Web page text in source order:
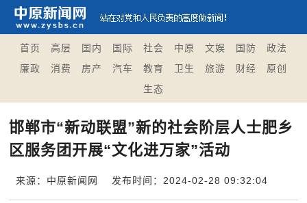
首页 高层 国内 国际 社会 中原 文娱 国防
政法
廉政
消费 房产 汽车 教育 卫生 旅游 财经
原创
生态
邯郸市“新动联盟”新的社会阶层人士肥乡
区服务团开展“文化进万家”活动
来源：中原新闻网 发布时间：2024-02-28 09:32:04